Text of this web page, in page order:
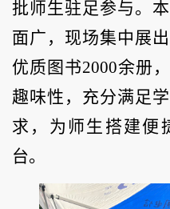
批师生驻足参与。
面广，现场集中展
优质图书2000余册
趣味性，充分满足
求，为师生搭建便
台。